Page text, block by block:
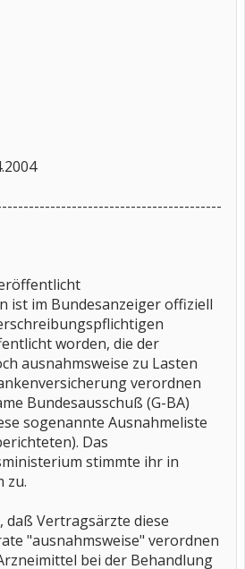
ist im Bundesanzeiger offiziell
worden, die der
ausnahmsweise zu Lasten
verordnen
Bundesausschuß (G-BA)
sogenannte Ausnahmeliste
Das
stimmte ihr in
zu.
Vertragsärzte diese
"ausnahmsweise" verordnen
bei der Behandlung